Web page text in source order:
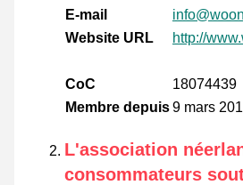
E-mail
Website URL
http://
CoC
18074439
Membre depuis9 mars
L'association
consommateurs